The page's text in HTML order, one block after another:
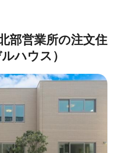
部営業所の注文住
ハウス）